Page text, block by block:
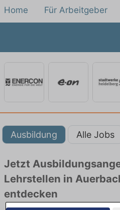
Home Für Arbeitgeber
Ausbildung Alle Jobs
Jetzt
Lehrstellen in
entdecken